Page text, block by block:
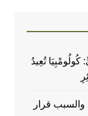
تُعِيدُ
قرار